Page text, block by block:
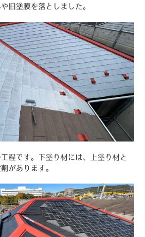
旧塗膜を落としました。
程です。下塗り材には、上塗り材と
があります。